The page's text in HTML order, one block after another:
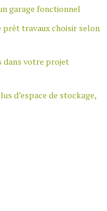
garage fonctionnel
prêt travaux choisir selon
dans votre projet
d’espace de stockage,